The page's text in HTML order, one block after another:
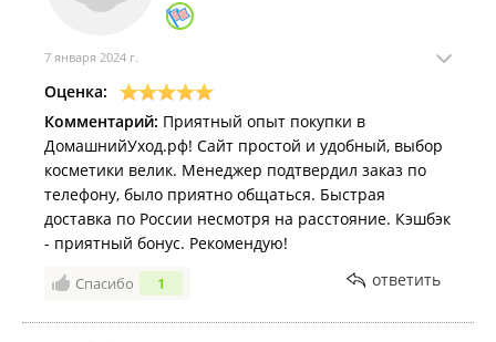
7 января 2024 г.
Оценка:
Комментарий: Приятный опыт покупки в
ДомашнийУход.рф! Сайт простой и удобный, выбор
косметики велик. Менеджер подтвердил заказ по
телефону, было приятно общаться. Быстрая
доставка по России несмотря на расстояние. Кэшбэк
- приятный бонус. Рекомендую!
Спасибо 1 ответить